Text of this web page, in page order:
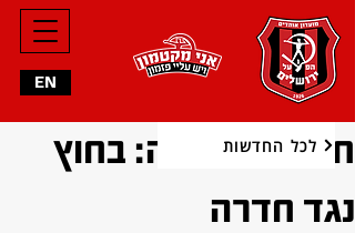
EN
חצי גמר אתנה: בחוץ
נגד חדרה
לכל החדשות